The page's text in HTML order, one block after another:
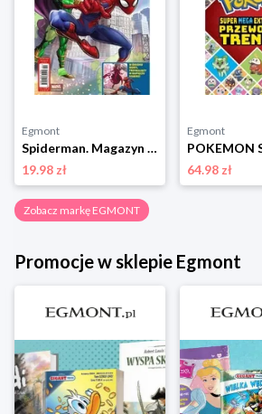
Egmont
Spiderman. Magazyn 2/2025 Egmont
19.98 zł
Egmont
64.98 zł
Zobacz markę EGMONT
Promocje w sklepie Egmont